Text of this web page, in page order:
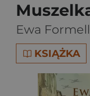
Ewa
KSIĄŻKA